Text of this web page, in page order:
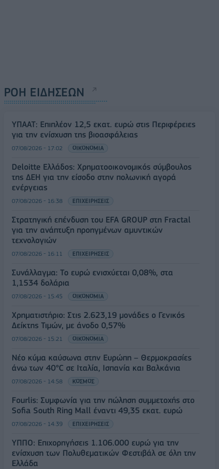
ΡΟΗ ΕΙΔΗΣΕΩΝ
ΥΠΑΑΤ: Επιπλέον 12,5 εκατ. ευρώ στις Περιφέρειες
για την ενίσχυση της βιοασφάλειας
07/08/2026 - 17:02 ΟΙΚΟΝΟΜΙΑ
Deloitte Ελλάδος: Χρηματοοικονομικός σύμβουλος
της ΔΕΗ για την είσοδο στην πολωνική αγορά
ενέργειας
07/08/2026 - 16:38 ΕΠΙΧΕΙΡΗΣΕΙΣ
Στρατηγική επένδυση του EFA GROUP στη Fractal
για την ανάπτυξη προηγμένων αμυντικών
τεχνολογιών
07/08/2026 - 16:11 ΕΠΙΧΕΙΡΗΣΕΙΣ
Συνάλλαγμα: Το ευρώ ενισχύεται 0,08%, στα
1,1534 δολάρια
07/08/2026 - 15:45 ΟΙΚΟΝΟΜΙΑ
Χρηματιστήριο: Στις 2.623,19 μονάδες ο Γενικός
Δείκτης Τιμών, με άνοδο 0,57%
07/08/2026 - 15:21 ΟΙΚΟΝΟΜΙΑ
Νέο κύμα καύσωνα στην Ευρώπη – Θερμοκρασίες
άνω των 40°C σε Ιταλία, Ισπανία και Βαλκάνια
07/08/2026 - 14:58 ΚΟΣΜΟΣ
Fourlis: Συμφωνία για την πώληση συμμετοχής στο
Sofia South Ring Mall έναντι 49,35 εκατ. ευρώ
07/08/2026 - 14:39 ΕΠΙΧΕΙΡΗΣΕΙΣ
ΥΠΠΟ: Επιχορηγήσεις 1.106.000 ευρώ για την
ενίσχυση των Πολυθεματικών Φεστιβάλ σε όλη την
Ελλάδα